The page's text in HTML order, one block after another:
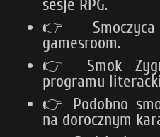
sesje RPG.
👉
gamesroom.
👉 Smok
programu
👉 Podobno
na dorocznym